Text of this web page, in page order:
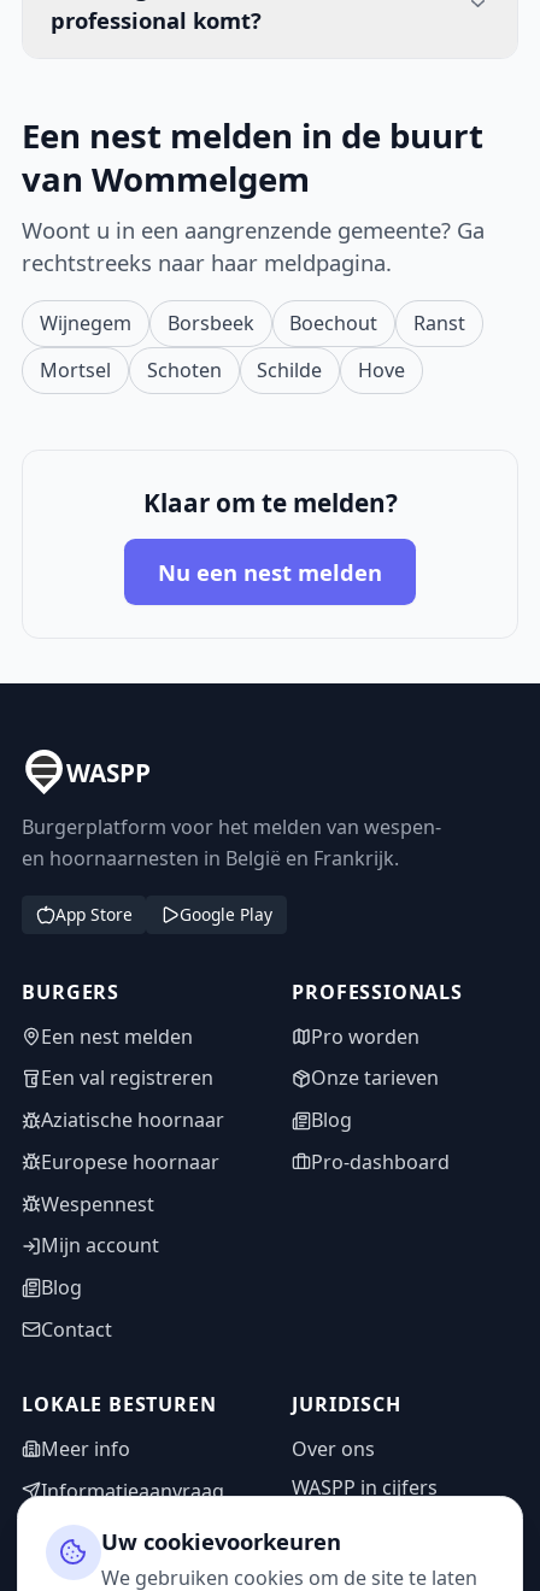
professional komt?
Een nest melden in de buurt
van Wommelgem
Woont u in een aangrenzende gemeente? Ga
rechtstreeks naar haar meldpagina.
Wijnegem Borsbeek Boechout
Ranst
Mortsel
Schoten Schilde Hove
Klaar om te melden?
Nu een nest melden
WASPP
Burgerplatform voor het melden van wespen-
en hoornaarnesten in België en Frankrijk.
App Store Google Play
BURGERS
Een nest melden
Een val registreren
Aziatische hoornaar
Europese hoornaar
Wespennest
Mijn account
Blog
Contact
PROFESSIONALS
Pro worden
Onze tarieven
Blog
Pro-dashboard
LOKALE BESTUREN
Meer info
Informatieaanvraag
Adminzone
JURIDISCH
Over ons
WASPP in cijfers
Privacybeleid
Uw cookievoorkeuren
We gebruiken cookies om de site te laten